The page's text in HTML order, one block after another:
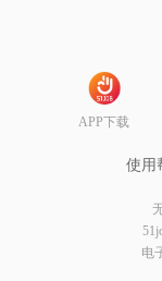
APP下载
使用
电